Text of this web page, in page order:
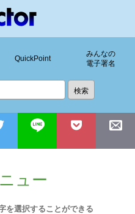
QuickPoint
みんなの
電子署名
ュー
を選択することができる